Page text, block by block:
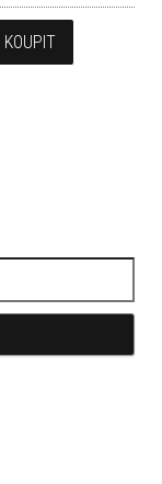
KOUPIT